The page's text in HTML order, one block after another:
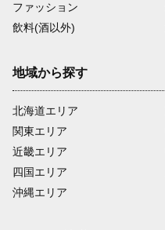
ファッション
飲料(酒以外)
地域から探す
北海道エリア
関東エリア
近畿エリア
四国エリア
沖縄エリア